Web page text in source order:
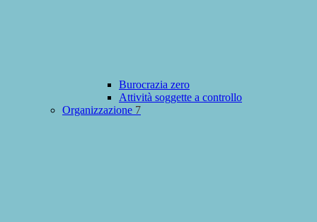
Burocrazia zero
Attività soggette a controllo
Organizzazione 7